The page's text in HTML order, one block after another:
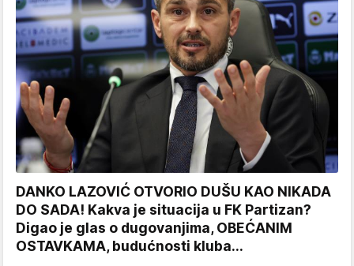
DANKO LAZOVIĆ OTVORIO DUŠU KAO NIKADA
DO SADA! Kakva je situacija u FK Partizan?
Digao je glas o dugovanjima, OBEĆANIM
OSTAVKAMA, budućnosti kluba...